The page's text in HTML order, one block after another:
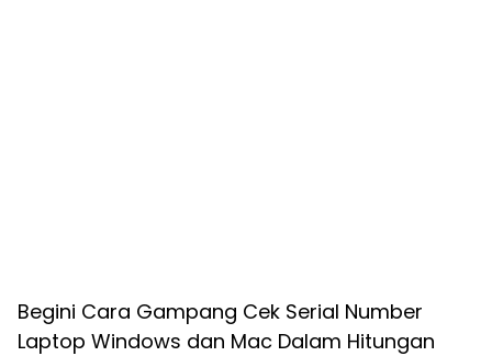
Begini Cara Gampang Cek Serial Number
Laptop Windows dan Mac Dalam Hitungan